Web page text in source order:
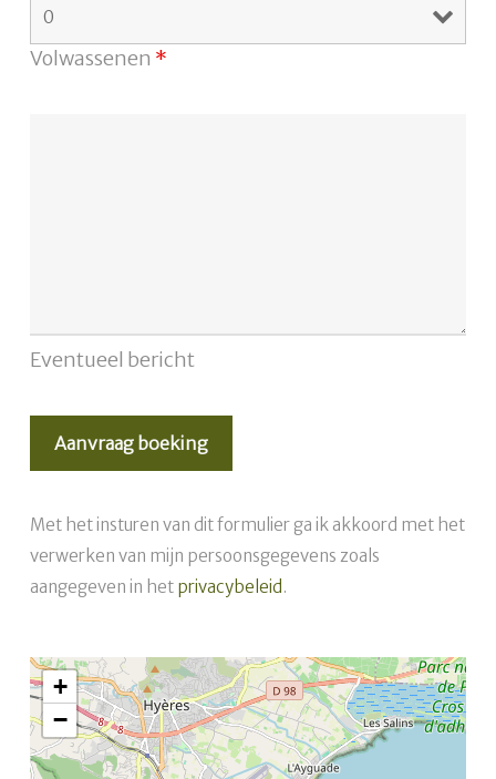
Volwassenen *
Eventueel bericht
Met het insturen van dit formulier ga ik akkoord met het
verwerken van mijn persoonsgegevens zoals
aangegeven in het privacybeleid .
+
−